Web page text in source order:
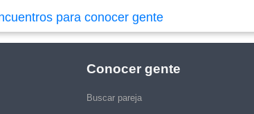
para conocer gente
Conocer gente
Buscar pareja